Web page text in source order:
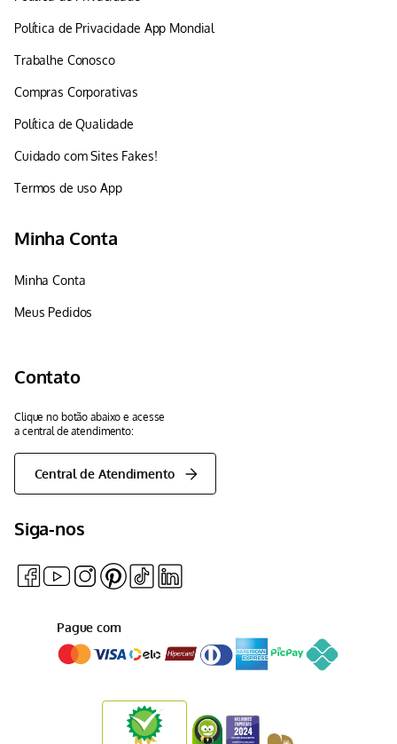
Política de Privacidade App Mondial
Trabalhe Conosco
Compras Corporativas
Política de Qualidade
Cuidado com Sites Fakes!
Termos de uso App
Minha Conta
Minha Conta
Meus Pedidos
Contato
Clique no botão abaixo e acesse
a central de atendimento:
Central de Atendimento
Siga-nos
Pague com